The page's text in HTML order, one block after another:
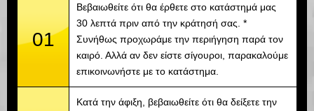
01
Βεβαιωθείτε ότι θα έρθετε στο κατάστημά μας
30 λεπτά πριν από την κράτησή σας. *
Συνήθως προχωράμε την περιήγηση παρά τον
καιρό. Αλλά αν δεν είστε σίγουροι, παρακαλούμε
επικοινωνήστε με το κατάστημα.
Κατά την άφιξη, βεβαιωθείτε ότι θα δείξετε την